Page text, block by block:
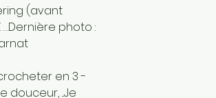
(avant
photo :
en 3 -
douceur, ...Je